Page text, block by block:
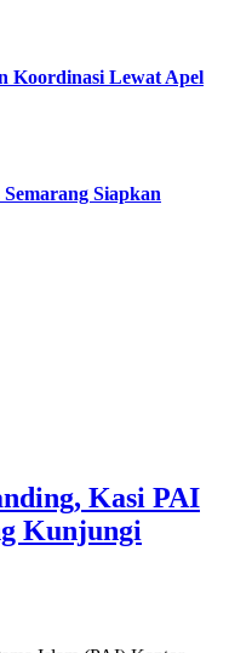
Koordinasi Lewat Apel
Siapkan
Kasi PAI
Kunjungi